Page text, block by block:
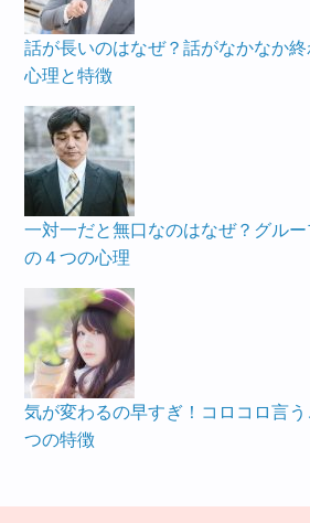
話が長いのはなぜ？話がなかなか
心理と特徴
一対一だと無口なのはなぜ？グル
の４つの心理
気が変わるの早すぎ！コロコロ言
つの特徴